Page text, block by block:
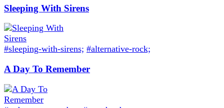
Sleeping With Sirens
#sleeping-with-sirens; #alternative-rock;
A Day To Remember